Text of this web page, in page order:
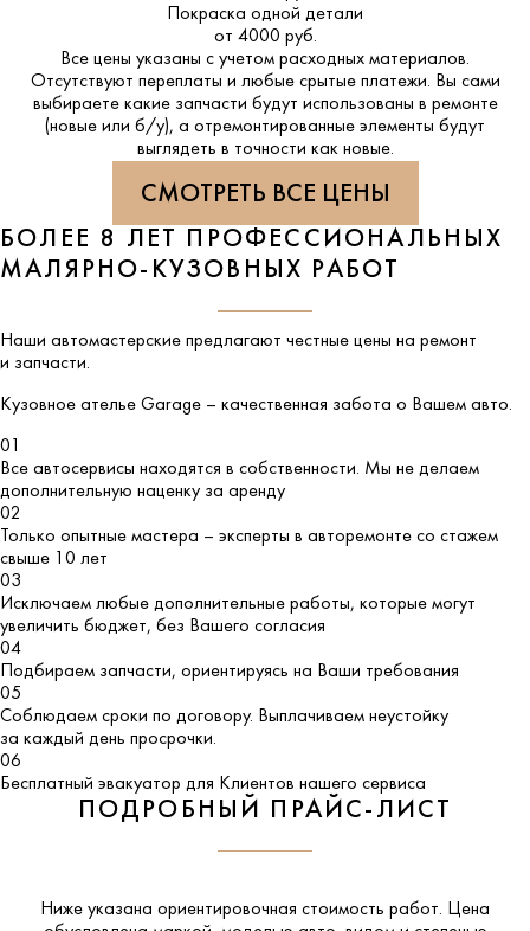
Покраска одной детали
от 4000 руб.
Все цены указаны с учетом расходных материалов.
Отсутствуют переплаты и любые срытые платежи. Вы сами
выбираете какие запчасти будут использованы в ремонте
(новые или б/у), а отремонтированные элементы будут
выглядеть в точности как новые.
СМОТРЕТЬ ВСЕ ЦЕНЫ
БОЛЕЕ 8 ЛЕТ ПРОФЕССИОНАЛЬНЫХ
МАЛЯРНО-КУЗОВНЫХ РАБОТ
Наши автомастерские предлагают честные цены на ремонт
и запчасти.
Кузовное ателье Garage – качественная забота о Вашем авто.
01
Все автосервисы находятся в собственности. Мы не делаем
дополнительную наценку за аренду
02
Только опытные мастера – эксперты в авторемонте со стажем
свыше 10 лет
03
Исключаем любые дополнительные работы, которые могут
увеличить бюджет, без Вашего согласия
04
Подбираем запчасти, ориентируясь на Ваши требования
05
Соблюдаем сроки по договору. Выплачиваем неустойку
за каждый день просрочки.
06
Бесплатный эвакуатор для Клиентов нашего сервиса
ПОДРОБНЫЙ ПРАЙС-ЛИСТ
Ниже указана ориентировочная стоимость работ. Цена